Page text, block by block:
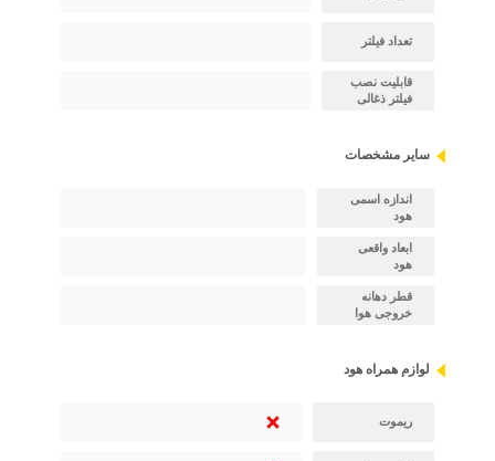
تعداد فیلتر
قابلیت نصب
فیلتر ذغالی
سایر مشخصات
اندازه اسمی
هود
ابعاد واقعی
هود
قطر دهانه
خروجی هوا
لوازم همراه هود
ریموت